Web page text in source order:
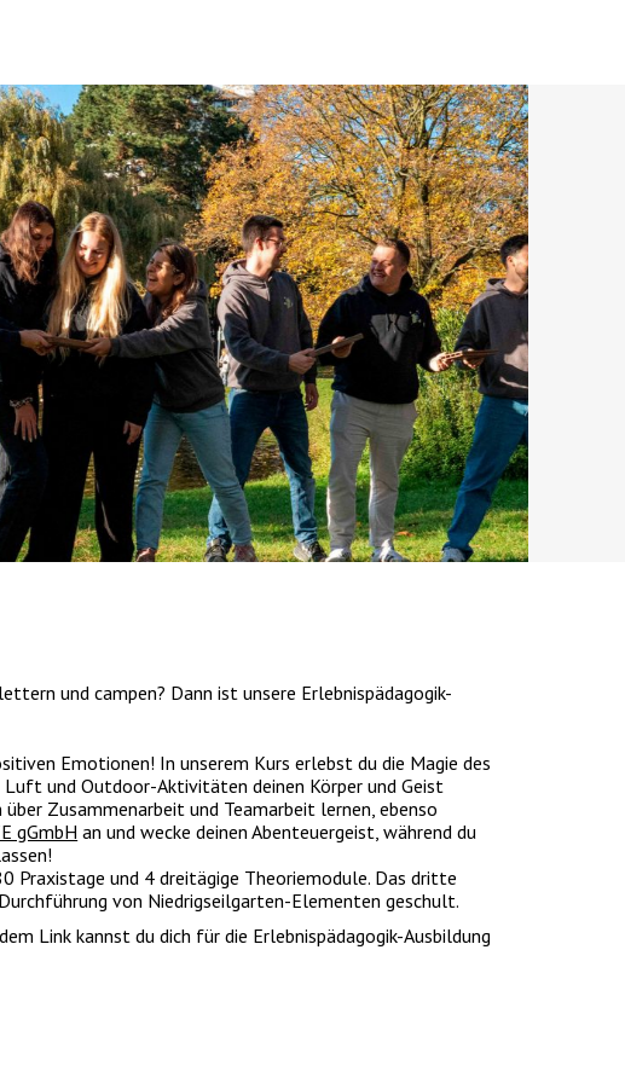
und campen? Dann ist unsere Erlebnispädagogik-
Emotionen! In unserem Kurs erlebst du die Magie des
und Outdoor-Aktivitäten deinen Körper und Geist
Zusammenarbeit und Teamarbeit lernen, ebenso
gGmbH an und wecke deinen Abenteuergeist, während du
Praxistage und 4 dreitägige Theoriemodule. Das dritte
von Niedrigseilgarten-Elementen geschult.
Link kannst du dich für die Erlebnispädagogik-Ausbildung